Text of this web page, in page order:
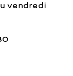
vendredi